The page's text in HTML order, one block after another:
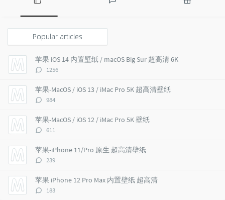
P
p
u
l
a
r
a
r
t
i
c
l
e
s
t
m
n
s
Popular articles
苹果 iOS 14 内置壁纸 / macOS Big Sur 超高清 6K
评
数：
1256
苹果-MacOS / iOS 13 / iMac Pro 5K 超高清壁纸
评
数：
984
苹果-MacOS / iOS 12 / iMac Pro 5K 壁纸
评
数：
611
苹果-iPhone 11/Pro 原生 超高清壁纸
评
数：
239
苹果 iPhone 12 Pro Max 内置壁纸 超高清
评
183